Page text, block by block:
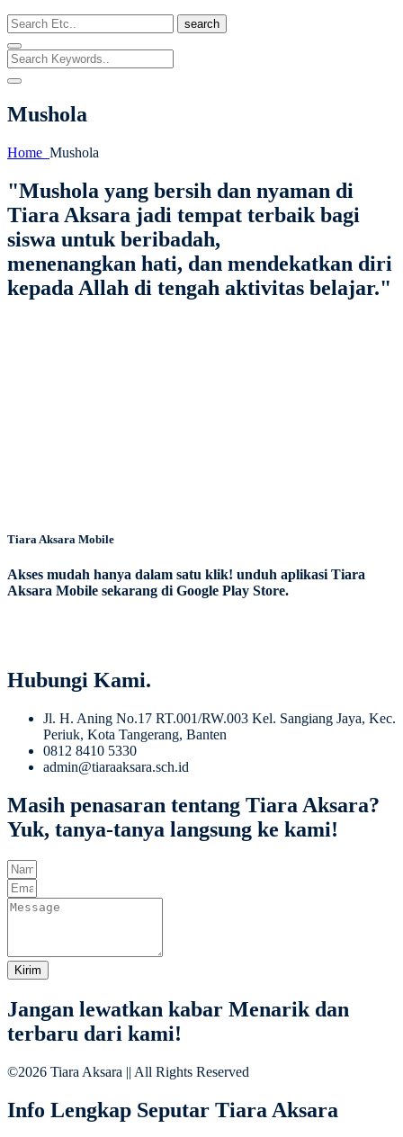
search
Mushola
Home Mushola
"Mushola yang bersih dan nyaman di
Tiara Aksara jadi tempat terbaik bagi
siswa untuk beribadah,
menenangkan hati, dan mendekatkan diri
kepada Allah di tengah aktivitas belajar."
Tiara Aksara Mobile
Akses mudah hanya dalam satu klik! unduh aplikasi Tiara
Aksara Mobile sekarang di Google Play Store.
Hubungi Kami.
Jl. H. Aning No.17 RT.001/RW.003 Kel. Sangiang Jaya, Kec.
Periuk, Kota Tangerang, Banten
0812 8410 5330
admin@tiaraaksara.sch.id
Masih penasaran tentang Tiara Aksara?
Yuk, tanya-tanya langsung ke kami!
Kirim
Jangan lewatkan kabar Menarik dan
terbaru dari kami!
©2026 Tiara Aksara || All Rights Reserved
Info Lengkap Seputar Tiara Aksara